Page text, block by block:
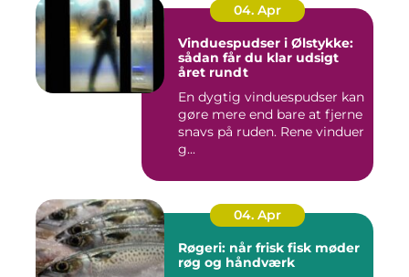
04. Apr
Vinduespudser i Ølstykke:
sådan får du klar udsigt
året rundt
En dygtig vinduespudser kan
gøre mere end bare at fjerne
snavs på ruden. Rene vinduer
g...
04. Apr
Røgeri: når frisk fisk møder
røg og håndværk